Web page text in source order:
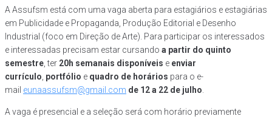
A Assufsm está com uma vaga aberta para estagiários e estagiárias
em Publicidade e Propaganda, Produção Editorial e Desenho
Industrial (foco em Direção de Arte). Para participar os interessados
e interessadas precisam estar cursando a partir do quinto
semestre , ter 20h semanais disponíveis e enviar
currículo portfólio e quadro de horários para o e-
mail eunaassufsm@gmail.com de 12 a 22 de julho
A vaga é presencial e a seleção será com horário previamente